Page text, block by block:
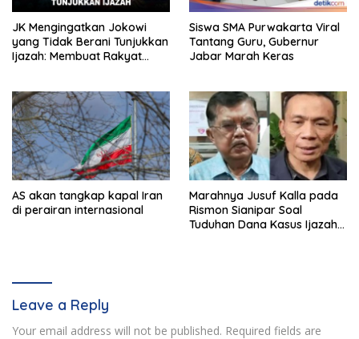
JK Mengingatkan Jokowi
yang Tidak Berani Tunjukkan
Ijazah: Membuat Rakyat
Siswa SMA Purwakarta Viral
Tantang Guru, Gubernur
Jabar Marah Keras
AS akan tangkap kapal Iran
di perairan internasional
Marahnya Jusuf Kalla pada
Rismon Sianipar Soal
Tuduhan Dana Kasus Ijazah
Leave a Reply
Your email address will not be published. Required fields are